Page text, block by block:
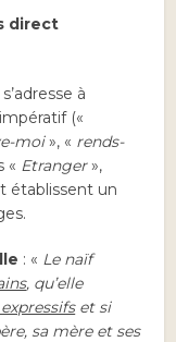
direct
à
(«
moi», « rends-
« Etranger»,
établissent un
: « Le naïf
, qu’elle
et si
sa mère et ses